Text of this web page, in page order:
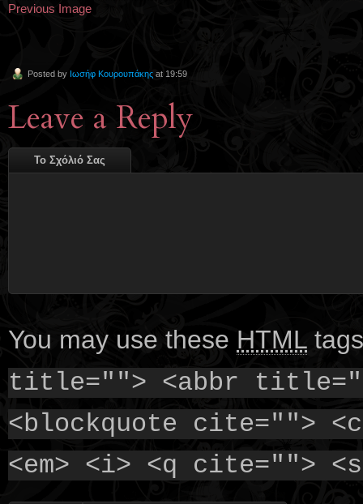
Previous Image
Posted by Ιωσήφ Κουρουπάκης at 19:59
Leave a Reply
Το Σχόλιό Σας
You may use these HTML
title=""> <abbr
<blockquote cite="">
<em> <i> <q cite="">